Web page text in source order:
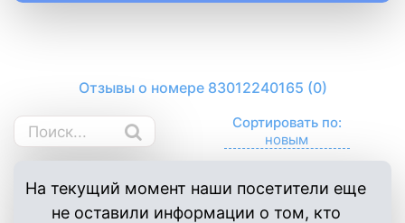
Отзывы о номере 83012240165 (0)
Сортировать по:
На текущий момент наши посетители еще
не оставили информации о том, кто